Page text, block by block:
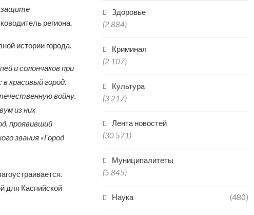
защите
региона.
истории города.
и солончаков при
красивый город.
войну.
из них
проявивший
звания «Город
для Каспийской
Здоровье
(2 884)
Криминал
(2 107)
Культура
(3 217)
Лента новостей
(30 571)
Муниципалитеты
(5 845)
Наука (480)